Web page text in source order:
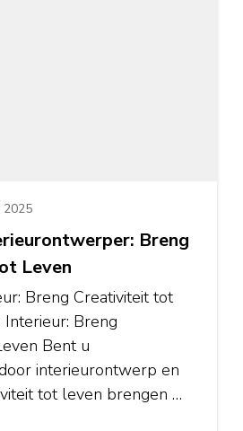
2025
Breng
Leven
Breng Creativiteit tot
Interieur: Breng
Bent u
interieurontwerp en
tot leven brengen …